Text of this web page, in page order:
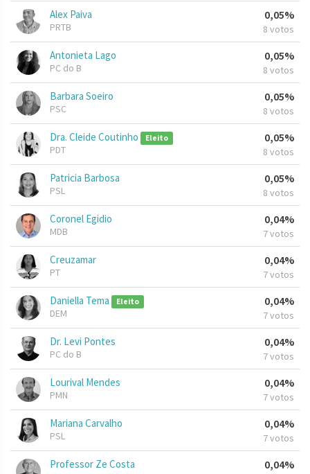
Alex Paiva
PRTB
0,05%
8 votos
Antonieta Lago
PC do B
0,05%
8 votos
Barbara Soeiro
PSC
0,05%
8 votos
Dra. Cleide Coutinho Eleito
PDT
0,05%
8 votos
Patricia Barbosa
PSL
0,05%
8 votos
Coronel Egidio
MDB
0,04%
7 votos
Creuzamar
PT
0,04%
7 votos
Daniella Tema Eleito
DEM
0,04%
7 votos
Dr. Levi Pontes
PC do B
0,04%
7 votos
Lourival Mendes
PMN
0,04%
7 votos
Mariana Carvalho
PSL
0,04%
7 votos
Professor Ze Costa 0,04%